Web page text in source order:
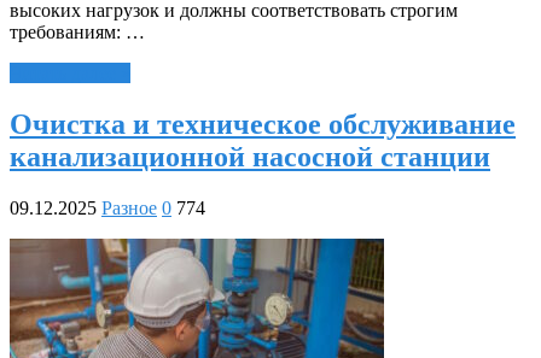
высоких нагрузок и должны соответствовать строгим
требованиям: …
Очистка и техническое обслуживание
канализационной насосной станции
09.12.2025 Разное 0 774